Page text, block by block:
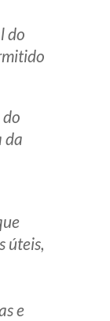
do
do
da
úteis,
e